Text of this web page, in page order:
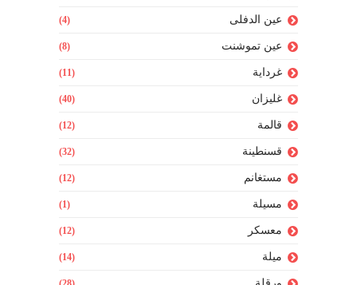
عين الدفلى (4)
عين تموشنت (8)
غرداية (11)
غليزان (40)
قالمة (12)
قسنطينة (32)
مستغانم (12)
مسيلة (1)
معسكر (12)
ميلة (14)